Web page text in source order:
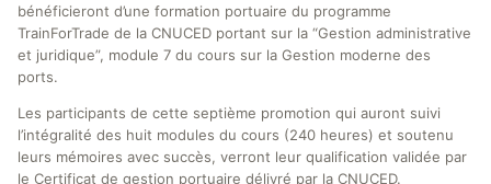
bénéficieront d’une formation portuaire du programme
TrainForTrade de la CNUCED portant sur la “Gestion administrative
et juridique”, module 7 du cours sur la Gestion moderne des
ports.
Les participants de cette septième promotion qui auront suivi
l’intégralité des huit modules du cours (240 heures) et soutenu
leurs mémoires avec succès, verront leur qualification validée par
le Certificat de gestion portuaire délivré par la CNUCED.